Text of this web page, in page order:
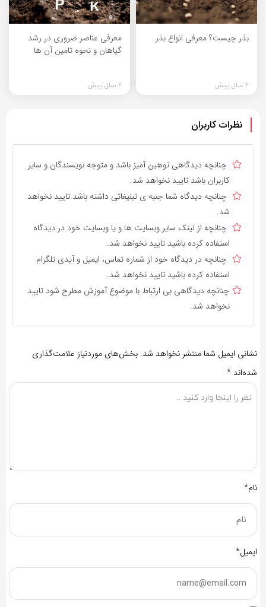
بذر چیست؟ معرفی انواع بذر
2 سال پیش
معرفی عناصر ضروری در رشد
گیاهان و نحوه تامین آن ها
2 سال پیش
نظرات کاربران
چنانچه دیدگاهی توهین آمیز باشد و متوجه نویسندگان و سایر
کاربران باشد تایید نخواهد شد.
چنانچه دیدگاه شما جنبه ی تبلیغاتی داشته باشد تایید نخواهد
شد.
چنانچه از لینک سایر وبسایت ها و یا وبسایت خود در دیدگاه
استفاده کرده باشید تایید نخواهد شد.
چنانچه در دیدگاه خود از شماره تماس، ایمیل و آیدی تلگرام
استفاده کرده باشید تایید نخواهد شد.
چنانچه دیدگاهی بی ارتباط با موضوع آموزش مطرح شود تایید
نخواهد شد.
نشانی ایمیل شما منتشر نخواهد شد. بخش‌های موردنیاز علامت‌گذاری
شده‌اند *
نام*
ایمیل*